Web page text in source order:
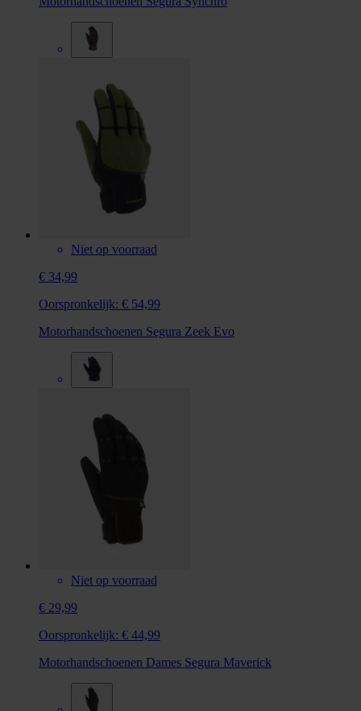
Niet op voorraad
€ 34,99
Oorspronkelijk: € 54,99
Motorhandschoenen Segura Zeek Evo
Niet op voorraad
€ 29,99
Oorspronkelijk: € 44,99
Motorhandschoenen Dames Segura Maverick